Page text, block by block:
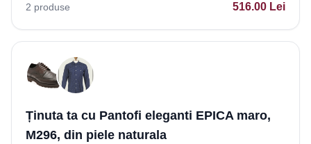
2 produse 516.00 Lei
Ținuta ta cu Pantofi eleganti EPICA maro,
M296, din piele naturala